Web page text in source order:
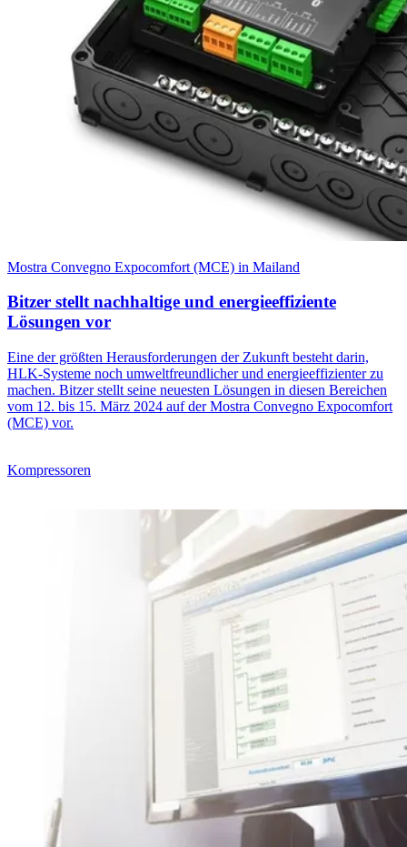
Mostra Convegno Expocomfort (MCE) in Mailand
Bitzer stellt nachhaltige und energieeffiziente
Lösungen vor
Eine der größten Herausforderungen der Zukunft besteht darin,
HLK-Systeme noch umweltfreundlicher und energieeffizienter zu
machen. Bitzer stellt seine neuesten Lösungen in diesen Bereichen
vom 12. bis 15. März 2024 auf der Mostra Convegno Expocomfort
(MCE) vor.
Kompressoren